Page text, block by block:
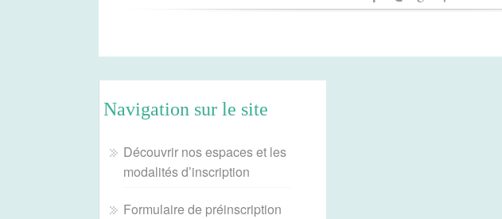
Navigation sur le site
Découvrir nos espaces et les
modalités d’inscription
Formulaire de préinscription